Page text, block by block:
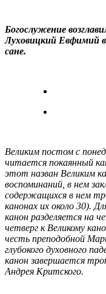
Богослужение
Луховицкий Евфимий
сане.
Великим постом с
читается покаянный
этот назван Великим
воспоминаний, в нем
содержащихся в нем
канонах их около 30).
канон разделяется на
четверг к Великому
честь преподобной
глубокого духовного
канон завершается
Андрея Критского.